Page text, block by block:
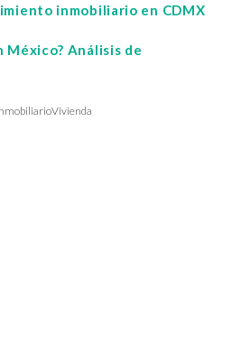
inmobiliario en CDMX
México? Análisis de
Vivienda